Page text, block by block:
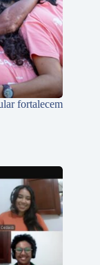
fortalecem